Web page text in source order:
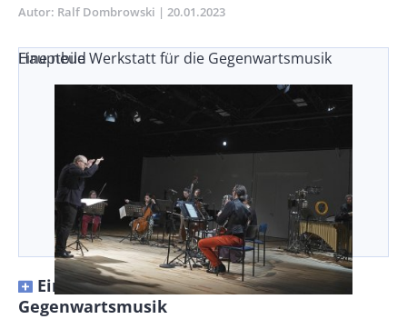
Autor Ralf Dombrowski Publikationsdatum
20.01.2023
Eine neue Werkstatt für die Gegenwartsmusik
Hauptbild
Eine neue Werkstatt für die
Gegenwartsmusik